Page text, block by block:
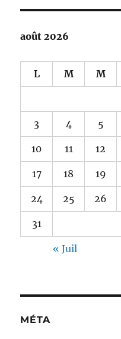
août 2026
L M M
3 4 5
10 11 12
17 18 19
24 25 26
31
« Juil
MÉTA